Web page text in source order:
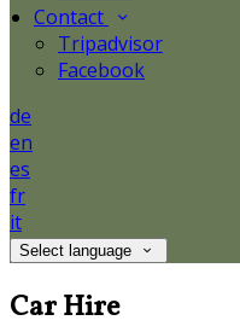
Contact
Tripadvisor
Facebook
de
en
es
fr
it
Select language
Car Hire